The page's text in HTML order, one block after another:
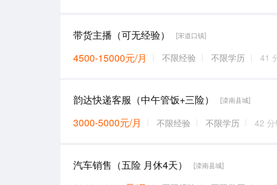
带货主播（可无经验） [宋道口镇]
4500-15000元/月 不限经验 不限学历 41
韵达快递客服（中午管饭+三险） [滦南县城]
3000-5000元/月 不限经验 不限学历 42 分
汽车销售（五险 月休4天） [滦南县城]